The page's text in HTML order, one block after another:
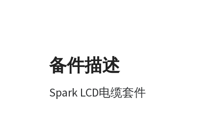
备件描述
Spark LCD电缆套件